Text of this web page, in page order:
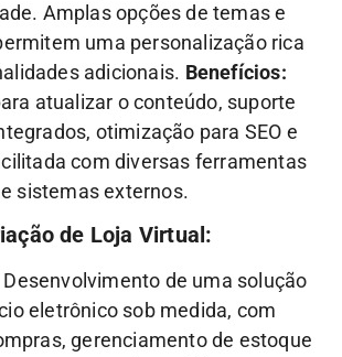
Amplas opções de temas e
uma personalização rica
adicionais. Benefícios:
atualizar o conteúdo, suporte
otimização para SEO e
com diversas ferramentas
e sistemas externos.
de Loja Virtual:
Desenvolvimento de uma solução
eletrônico sob medida, com
gerenciamento de estoque